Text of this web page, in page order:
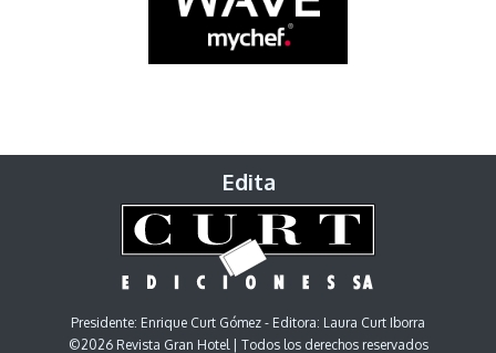
Edita
Presidente: Enrique Curt Gómez - Editora: Laura Curt Iborra
©2026 Revista Gran Hotel | Todos los derechos reservados